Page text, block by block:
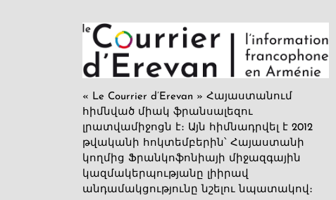
« Le Courrier d’Erevan » Հայաստանում
հիմնված միակ ֆրանսալեզու
լրատվամիջոցն է։ Այն հիմնադրվել է 2012
թվականի հոկտեմբերին՝ Հայաստանի
կողմից Ֆրանկոֆոնիայի միջազգային
կազմակերպությանը լիիրավ
անդամակցությունը նշելու նպատակով։